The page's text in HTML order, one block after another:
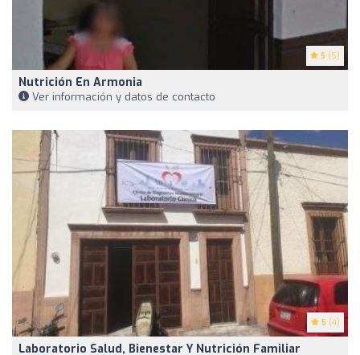
5 (5)
Nutrición En Armonia
Ver información y datos de contacto
5 (4)
Laboratorio Salud, Bienestar Y Nutrición Familiar